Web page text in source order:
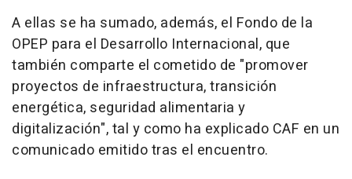
A ellas se ha sumado, además, el Fondo de la
OPEP para el Desarrollo Internacional, que
también comparte el cometido de "promover
proyectos de infraestructura, transición
energética, seguridad alimentaria y
digitalización", tal y como ha explicado CAF en un
comunicado emitido tras el encuentro.